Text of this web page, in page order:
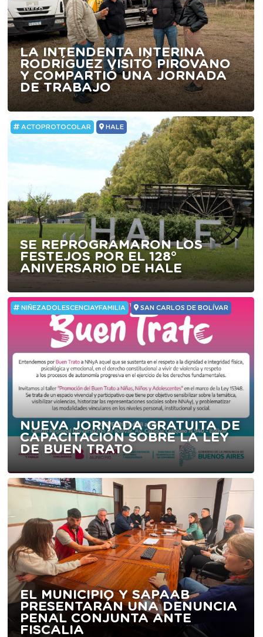
LA INTENDENTA INTERINA
RODRÍGUEZ VISITÓ PIROVANO
Y COMPARTIÓ UNA JORNADA
DE TRABAJO
ACTOPROTOCOLAR HALE
SE REPROGRAMARON LOS
FESTEJOS POR EL 128°
ANIVERSARIO DE HALE
NIÑEZADOLESCENCIAYFAMILIA SAN CARLOS DE BOLÍVAR
NUEVA JORNADA GRATUITA DE
CAPACITACIÓN SOBRE LA LEY
DE BUEN TRATO
EL MUNICIPIO Y SAPAAB
PRESENTARÁN UNA DENUNCIA
PENAL CONJUNTA ANTE
FISCALIA